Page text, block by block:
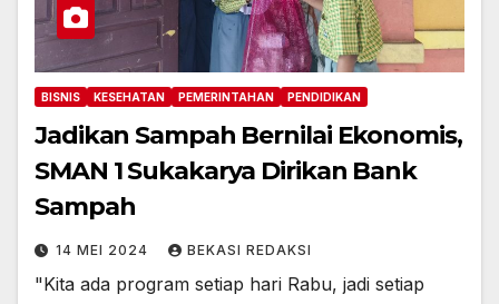
BISNIS KESEHATAN PEMERINTAHAN PENDIDIKAN
Jadikan Sampah Bernilai Ekonomis,
SMAN 1 Sukakarya Dirikan Bank
Sampah
14 MEI 2024 BEKASI REDAKSI
"Kita ada program setiap hari Rabu, jadi setiap